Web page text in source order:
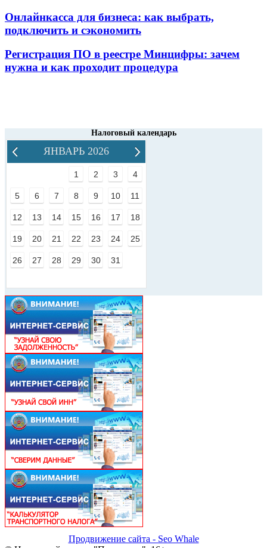
Онлайнкасса для бизнеса: как выбрать,
подключить и сэкономить
Регистрация ПО в реестре Минцифры: зачем
нужна и как проходит процедура
Налоговый календарь
ЯНВАРЬ 2026
1 2 3 4
5 6 7 8 9 10 11
12 13 14 15 16 17 18
19 20 21 22 23 24 25
26 27 28 29 30 31
Продвижение сайта - Seo Whale